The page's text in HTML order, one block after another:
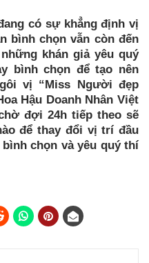
có sự khẳng định vị
bình chọn vẫn còn đến
khán giả yêu quý
bình chọn để tạo nên
vị “Miss Người đẹp
Hậu Doanh Nhân Việt
đợi 24h tiếp theo sẽ
để thay đổi vị trí đầu
chọn và yêu quý thí